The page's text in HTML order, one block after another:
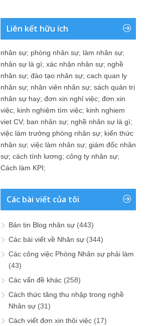
Liên kết hữu ích
nhân sự; phòng nhân sự; làm nhân sự;
nhân sự là gì; xác nhận nhân sự; nghề
nhân sự; đào tạo nhân sự; cach quan ly
nhân sự; nhân viên nhân sự; sách quản trị
nhân sự hay; đơn xin nghỉ việc; đơn xin
việc; kinh nghiệm tìm việc; kinh nghiem
viet CV; ban nhân sự; nghề nhân sự là gì;
việc làm trưởng phòng nhân sự; kiến thức
nhân sự; việc làm nhân sự; giám đốc nhân
sự; cách tính lương; công ty nhân sự;
Cách làm KPI;
Các bài viết của tôi
Bản tin Blog nhân sự (443)
Các bài viết về Nhân sự (344)
Các công việc Phòng Nhân sự phải làm
(43)
Các vấn đề khác (258)
Cách thức tăng thu nhập trong nghề
Nhân sự (31)
Cách viết đơn xin thôi việc (17)